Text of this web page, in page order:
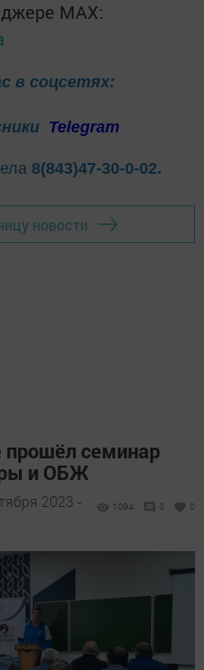
MАХ:
в соцсетях:
Telegram
8(843)47-30-0-02.
новости
прошёл семинар
и ОБЖ
2023 -
1094 0 0